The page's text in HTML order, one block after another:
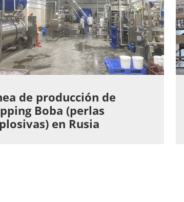
de producción de
Boba (perlas
en Rusia